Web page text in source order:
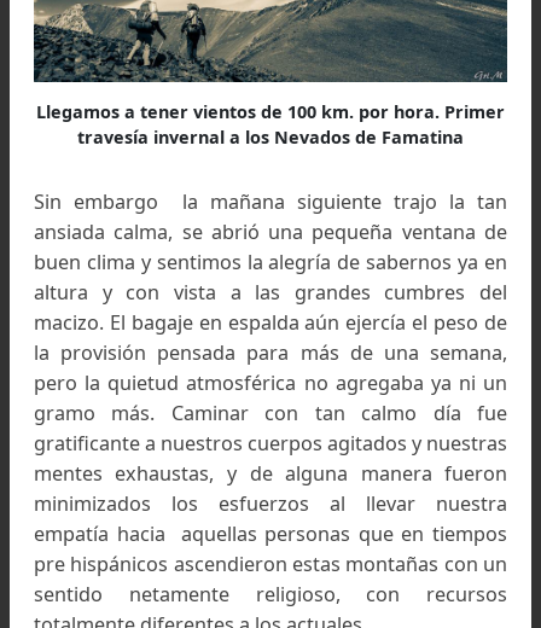
Ascendiendo la Cuesta del Tocino. Primer travesía
invernal a los Nevados de Famatina